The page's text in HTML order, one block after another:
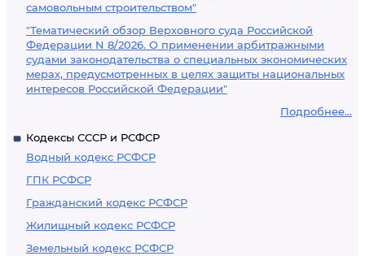
самовольным строительством"
"Тематический обзор Верховного суда Российской
Федерации N 8/2026. О применении арбитражными
судами законодательства о специальных экономических
мерах, предусмотренных в целях защиты национальных
интересов Российской Федерации"
Подробнее...
Кодексы СССР и РСФСР
Водный кодекс РСФСР
ГПК РСФСР
Гражданский кодекс РСФСР
Жилищный кодекс РСФСР
Земельный кодекс РСФСР